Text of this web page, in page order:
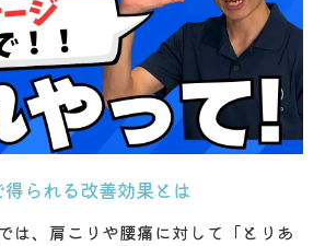
られる改善効果とは
は、肩こりや腰痛に対して「とりあ